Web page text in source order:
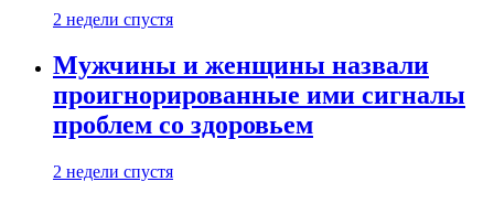
2 недели спустя
Мужчины и женщины назвали
проигнорированные ими сигналы
проблем со здоровьем
2 недели спустя